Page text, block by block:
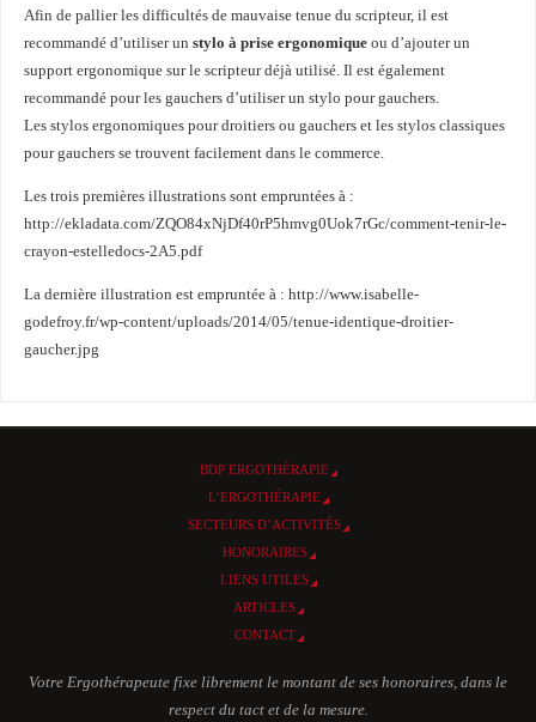
Afin de pallier les difficultés de mauvaise tenue du scripteur, il est
recommandé d’utiliser un stylo à prise ergonomiqueou d’ajouter un
support ergonomique sur le scripteur déjà utilisé. Il est également
recommandé pour les gauchers d’utiliser un stylo pour gauchers.
Les stylos ergonomiques pour droitiers ou gauchers et les stylos classiques
pour gauchers se trouvent facilement dans le commerce.
Les trois premières illustrations sont empruntées à :
http://ekladata.com/ZQO84xNjDf40rP5hmvg0Uok7rGc/comment-tenir-le-
crayon-estelledocs-2A5.pdf
La dernière illustration est empruntée à : http://www.isabelle-
godefroy.fr/wp-content/uploads/2014/05/tenue-identique-droitier-
gaucher.jpg
BDP ERGOTHÉRAPIE
L’ERGOTHÉRAPIE
SECTEURS D’ACTIVITÉS
HONORAIRES
LIENS UTILES
ARTICLES
CONTACT
Votre Ergothérapeute fixe librement le montant de ses honoraires, dans le
respect du tact et de la mesure.